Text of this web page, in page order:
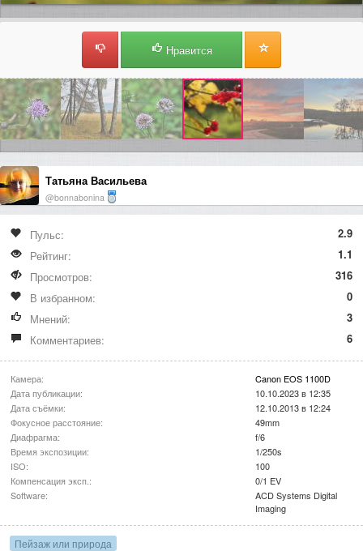
Нравится
Татьяна Васильева
@bonnabonina
Пульс:
2.9
Рейтинг:
1.1
Просмотров:
316
В избранном:
0
Мнений:
3
Комментариев:
6
Камера:
Canon EOS 1100D
Дата публикации:
10.10.2023 в 12:35
Дата съёмки:
12.10.2013 в 12:24
Фокусное расстояние:
49mm
Диафрагма:
f/6
Время экспозиции:
1/250s
ISO:
100
Компенсация эксп.:
0/1 EV
Software:
ACD Systems Digital
Imaging
Пейзаж или природа